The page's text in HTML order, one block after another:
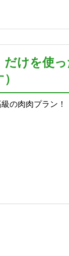
だけを使
の肉肉プラン！